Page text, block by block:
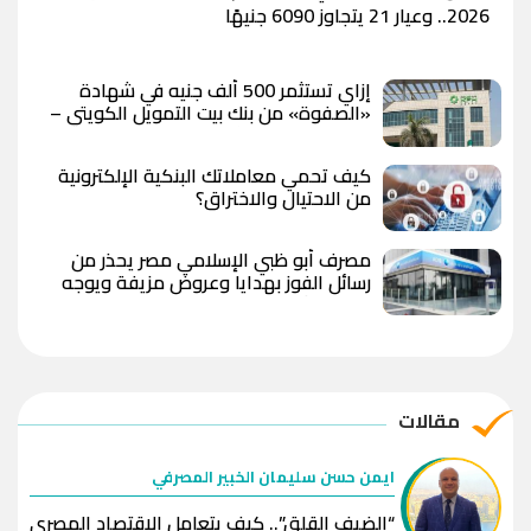
2026.. وعيار 21 يتجاوز 6090 جنيهًا
إزاي تستثمر 500 ألف جنيه في شهادة
«الصفوة» من بنك بيت التمويل الكويتي –
مصر بعد رفع العائد؟
كيف تحمي معاملاتك البنكية الإلكترونية
من الاحتيال والاختراق؟
مصرف أبو ظبي الإسلامي مصر يحذر من
رسائل الفوز بهدايا وعروض مزيفة ويوجه
بعدم مشاركة البيانات المصرفية
مقالات
ايمن حسن سليمان الخبير المصرفي
“الضيف القلق”.. كيف يتعامل الاقتصاد المصري